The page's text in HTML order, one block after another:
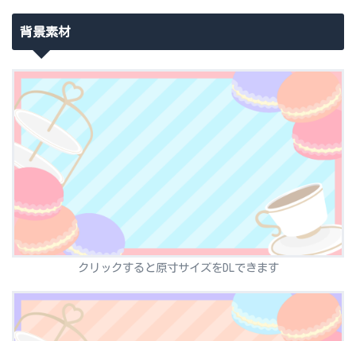
背景素材
クリックすると原寸サイズをDLできます